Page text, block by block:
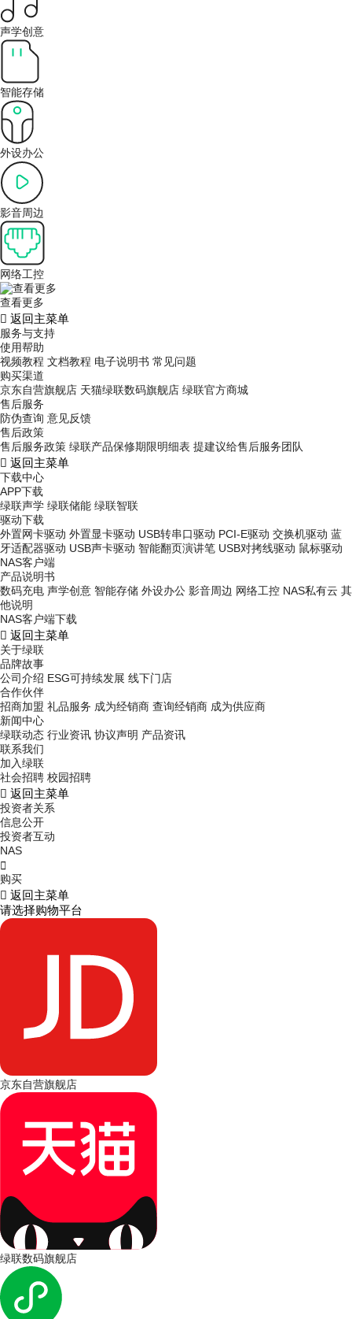
声学创意
智能存储
外设办公
影音周边
网络工控
查看更多
 返回主菜单
服务与支持
使用帮助
视频教程 文档教程 电子说明书 常见问题
购买渠道
京东自营旗舰店 天猫绿联数码旗舰店 绿联官方商城
售后服务
防伪查询 意见反馈
售后政策
售后服务政策 绿联产品保修期限明细表 提建议给售后服务团队
 返回主菜单
下载中心
APP下载
绿联声学 绿联储能 绿联智联
驱动下载
外置网卡驱动 外置显卡驱动 USB转串口驱动 PCI-E驱动 交换机驱动 蓝
牙适配器驱动 USB声卡驱动 智能翻页演讲笔 USB对拷线驱动 鼠标驱动
NAS客户端
产品说明书
数码充电 声学创意 智能存储 外设办公 影音周边 网络工控 NAS私有云 其
他说明
NAS客户端下载
 返回主菜单
关于绿联
品牌故事
公司介绍 ESG可持续发展 线下门店
合作伙伴
招商加盟 礼品服务 成为经销商 查询经销商 成为供应商
新闻中心
绿联动态 行业资讯 协议声明 产品资讯
联系我们
加入绿联
社会招聘 校园招聘
 返回主菜单
投资者关系
信息公开
投资者互动
NAS

购买
 返回主菜单
请选择购物平台
京东自营旗舰店
绿联数码旗舰店